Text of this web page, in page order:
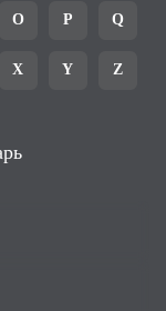
O P Q
X Y Z